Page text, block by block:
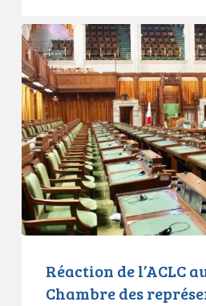
Réaction
de
l’ACLC
au
vote
à
la
Chambre
des
représentants
Réaction de l’ACLC
Chambre des